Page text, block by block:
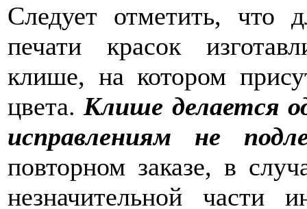
Следует отметить, что
печати красок
клише, на котором
цвета.Клише делается
исправлениям не
повторном заказе, в
незначительной части